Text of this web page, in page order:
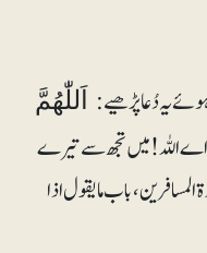
یہ دُعا پڑھیے:اَللّٰھُمَّ
اللہ! میں تجھ سے تیرے
باب ما یقول اذا